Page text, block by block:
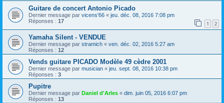
Guitare de concert Antonio Picado
Dernier message par vicens'66 « jeu. déc. 08, 2016 7:08 pm
Réponses : 17 1 2
Yamaha Silent - VENDUE
Dernier message par stramich « ven. déc. 02, 2016 5:27 am
Réponses : 12
Vends guitare PICADO Modèle 49 cèdre 2001
Dernier message par musician « jeu. sept. 08, 2016 10:38 pm
Réponses : 3
Pupitre
Dernier message par Daniel d'Arles « dim. juin 05, 2016 6:07 pm
Réponses : 13